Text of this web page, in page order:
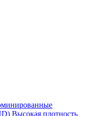
Высокая плотность